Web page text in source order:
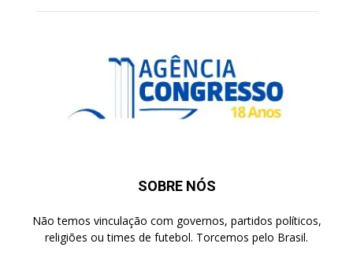
SOBRE NÓS
Não temos vinculação com governos, partidos políticos,
religiões ou times de futebol. Torcemos pelo Brasil.